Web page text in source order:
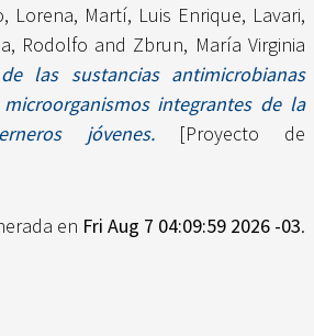
Lorena, Martí, Luis Enrique, Lavari,
Rodolfo and Zbrun, María Virginia
las sustancias antimicrobianas
integrantes de la
jóvenes.[Proyecto de
en Fri Aug 7 04:09:59 2026 -03.